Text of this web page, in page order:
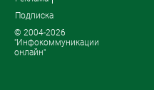
Подписка
© 2004-2026
"Инфокоммуникации
онлайн"